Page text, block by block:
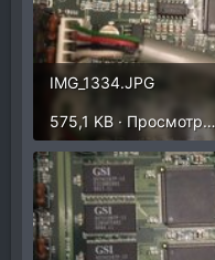
IMG_1334.JPG
575,1 KB · Просмотры: 368